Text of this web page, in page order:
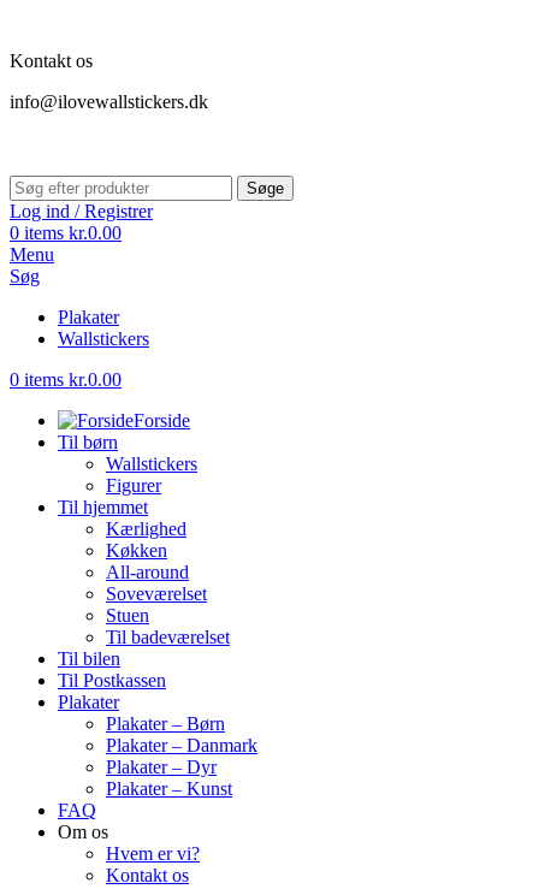
Kontakt os
info@ilovewallstickers.dk
Søge
Log ind / Registrer
0 items kr.0.00
Menu
Søg
Plakater
Wallstickers
0 items kr.0.00
Forside
Til børn
Wallstickers
Figurer
Til hjemmet
Kærlighed
Køkken
All-around
Soveværelset
Stuen
Til badeværelset
Til bilen
Til Postkassen
Plakater
Plakater – Børn
Plakater – Danmark
Plakater – Dyr
Plakater – Kunst
FAQ
Om os
Hvem er vi?
Kontakt os